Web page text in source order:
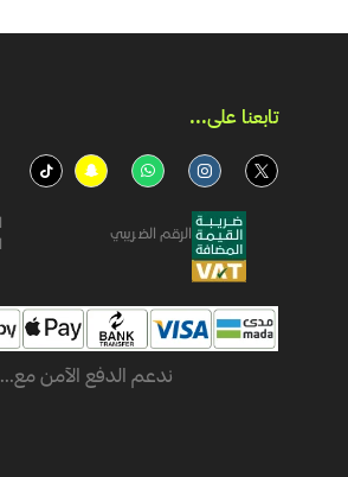
تابعنا على...​
الرقم الضريبي
ندعم الدفع الآمن مع...